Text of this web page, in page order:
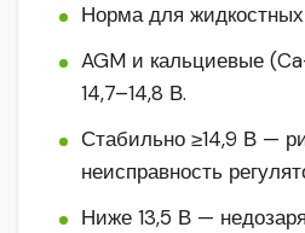
Норма для жидкостных
AGM и кальциевые
14,7–14,8 В.
Стабильно ≥14,9 В —
неисправность
Ниже 13,5 В —